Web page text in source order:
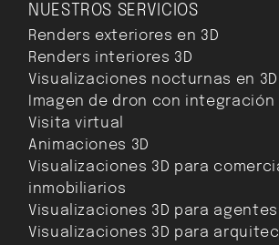
NUESTROS SERVICIOS
Renders exteriores en 3D
Renders interiores 3D
Visualizaciones nocturnas en 3D
Imagen de dron con integración
Visita virtual
Animaciones 3D
Visualizaciones 3D para
inmobiliarios
Visualizaciones 3D para
Visualizaciones 3D para